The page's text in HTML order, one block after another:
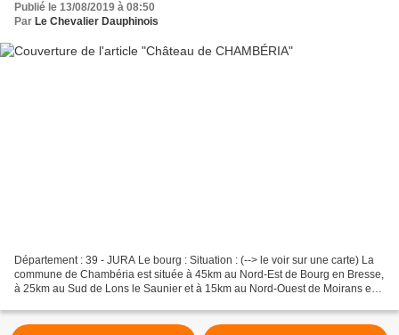
Publié le 13/08/2019 à 08:50
Par Le Chevalier Dauphinois
Département : 39 - JURA Le bourg : Situation : (--> le voir sur une carte) La
commune de Chambéria est située à 45km au Nord-Est de Bourg en Bresse,
à 25km au Sud de Lons le Saunier et à 15km au Nord-Ouest de Moirans en